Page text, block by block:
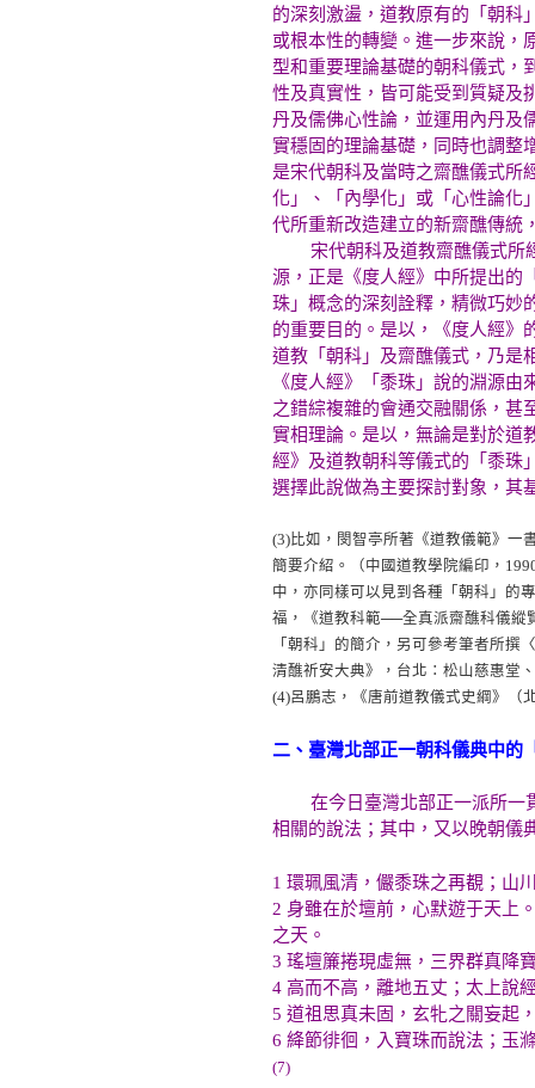
的深刻激盪，道教原有的「朝科
或根本性的轉變。進一步來說，
型和重要理論基礎的朝科儀式，
性及真實性，皆可能受到質疑及
丹及儒佛心性論，並運用內丹及
實穩固的理論基礎，同時也調整
是宋代朝科及當時之齋醮儀式所
化」、「內學化」或「心性論化
代所重新改造建立的新齋醮傳統
宋代朝科及道教齋醮儀式所經
源，正是《度人經》中所提出的
珠」概念的深刻詮釋，精微巧妙
的重要目的。是以，《度人經》
道教「朝科」及齋醮儀式，乃是
《度人經》「黍珠」說的淵源
之錯綜複雜的會通交融關係，甚
實相理論。是以，無論是對於道
經》及道教朝科等儀式的「黍珠
選擇此說做為主要探討對象，其
(3)比如，閔智亭所著《道教儀範》一
簡要介紹。（中國道教學院編印，
中，亦同樣可以見到各種「朝科」的
福，《道教科範──全真派齋醮科儀縱
「朝科」的簡介，另可參考筆者所
清醮祈安大典》，台北：松山慈惠堂
(4)呂鵬志，《唐前道教儀式史綱》（
二、臺灣北部正一朝科儀典中的
在今日臺灣北部正一派所一
相關的說法；其中，又以晚朝儀
1 環珮風清，儼黍珠之再覩；山
2 身雖在於壇前，心默遊于天上
之天。
3 瑤壇簾捲現虛無，三界群真降
4 高而不高，離地五丈；太上說
5 道祖思真未固，玄牝之關妄起
6 絳節徘徊，入寶珠而說法；玉
(7)